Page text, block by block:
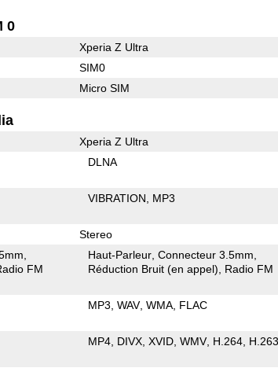
0
Xperia Z Ultra
SIM0
Micro SIM
Xperia Z Ultra
DLNA
VIBRATION MP3
Stereo
FM
Haut-Parleur Connecteur 3.5mm
Réduction Bruit (en appel)
Radio FM
MP3 WAV WMA FLAC
MP4 DIVX XVID WMV H.264